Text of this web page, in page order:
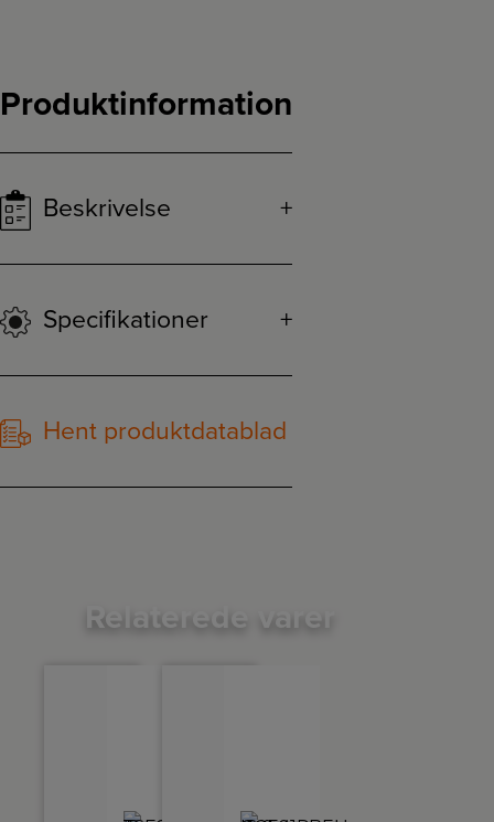
Produktinformation
Beskrivelse
Specifikationer
Hent produktdatablad
Relaterede varer